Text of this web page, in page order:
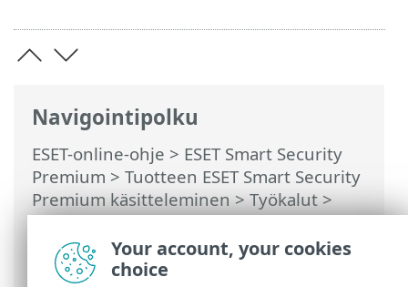
Navigointipolku
ESET-online-ohje > ESET Smart Security
Premium > Tuotteen ESET Smart Security
Premium käsitteleminen>Työkalut>
Valitse näyte analysoitavaksi> Valitse
näyte analysoitavaksi – Tiedostosta väärä
hälytys
Your account, your cookies
choice